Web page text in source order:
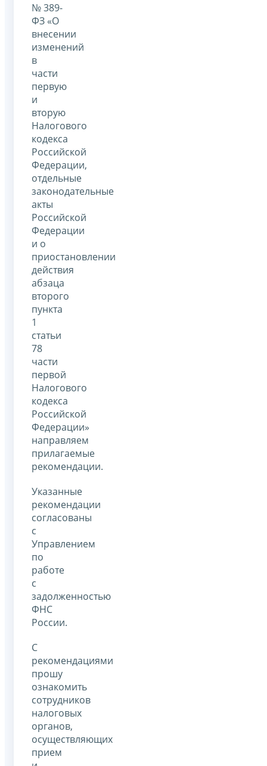
№ 389-
ФЗ «О
внесении
изменений
в
части
первую
и
вторую
Налогового
кодекса
Российской
Федерации,
отдельные
законодательные
акты
Российской
Федерации
и о
приостановлении
действия
абзаца
второго
пункта
1
статьи
78
части
первой
Налогового
кодекса
Российской
Федерации»
направляем
прилагаемые
рекомендации.
Указанные
рекомендации
согласованы
с
Управлением
по
работе
с
задолженностью
ФНС
России.
С
рекомендациями
прошу
ознакомить
сотрудников
налоговых
органов,
осуществляющих
прием